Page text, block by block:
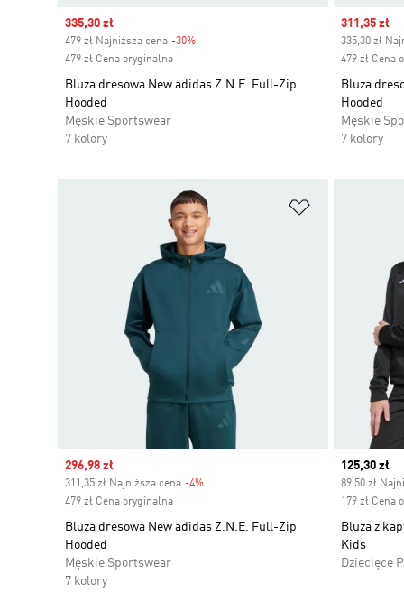
Sale price
335,30 zł
479 zł Najniższa cena -30%
479 zł Cena oryginalna
Bluza dresowa New adidas Z.N.E. Full-Zip
Hooded
Męskie Sportswear
7 kolory
Sale price
311,35 zł
335,30 zł
479 zł Cena
Bluza
Hooded
Męskie
7 kolory
Dodaj do listy
Sale price
296,98 zł
311,35 zł Najniższa cena -4%
479 zł Cena oryginalna
Bluza dresowa New adidas Z.N.E. Full-Zip
Hooded
Męskie Sportswear
7 kolory
Current
125,30 zł
89,50 zł
179 zł Cena
Bluza z
Kids
Dziecięce